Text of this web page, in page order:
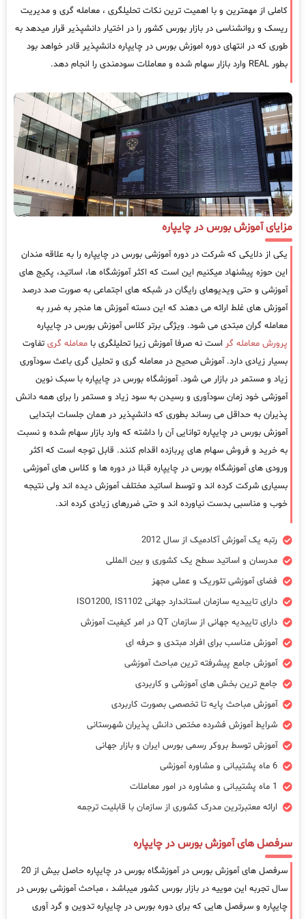
کاملی از مهمترین و با اهمیت ترین نکات تحلیلگری ، معامله گری و مدیریت
ریسک و روانشناسی در بازار بورس کشور را در اختیار دانشپذیر قرار میدهد به
طوری که در انتهای دوره اموزش بورس در چایپاره دانشپذیر قادر خواهد بود
بطور REAL وارد بازار سهام شده و معاملات سودمندی را انجام دهد.
مزایای آموزش بورس در چایپاره
یکی از دلایکی که شرکت در دوره آموزشی بورس در چایپاره را به علاقه مندان
این حوزه پیشنهاد میکنیم این است که اکثر آموزشگاه ها، اساتید، پکیج های
آموزشی و حتی ویدیوهای رایگان در شبکه های اجتماعی به صورت صد درصد
آموزش های غلط ارائه می دهند که این دسته آموزش ها منجر به ضرر به
معامله گران مبتدی می شود. ویژگی برتر کلاس آموزش بورس در چایپاره
پرورش معامله گر است نه صرفا آموزش زیرا تحلیلگری با معامله گری تفاوت
بسیار زیادی دارد. آموزش صحیح در معامله گری و تحلیل گری باعث سودآوری
زیاد و مستمر در بازار می شود. آموزشگاه بورس در چایپاره با سبک نوین
آموزشی خود زمان سودآوری و رسیدن به سود زیاد و مستمر را برای همه دانش
پذیران به حداقل می رساند بطوری که دانشپذیر در همان جلسات ابتدایی
آموزش بورس در چایپاره توانایی آن را داشته که وارد بازار سهام شده و نسبت
به خرید و فروش سهام های پربازده اقدام کنند. قابل توجه است که اکثر
ورودی های آموزشگاه بورس در چایپاره قبلا در دوره ها و کلاس های آموزشی
بسیاری شرکت کرده اند و توسط اساتید مختلف آموزش دیده اند ولی نتیجه
خوب و مناسبی بدست نیاورده اند و حتی ضررهای زیادی کرده اند.
رتبه یک آموزش آکادمیک از سال 2012
مدرسان و اساتید سطح یک کشوری و بین المللی
فضای آموزشی تئوریک و عملی مجهز
دارای تاییدیه سازمان استاندارد جهانی ISO1200, IS1102
دارای تاییدیه جهانی از سازمان QT در امر کیفیت آموزش
آموزش مناسب برای افراد مبتدی و حرفه ای
آموزش جامع پیشرفته ترین مباحث آموزشی
جامع ترین بخش های آموزشی و کاربردی
آموزش مباحث پایه تا تخصصی بصورت کاربردی
شرایط آموزش فشرده مختص دانش پذیران شهرستانی
آموزش توسط بروکر رسمی بورس ایران و بازار جهانی
6 ماه پشتیبانی و مشاوره آموزشی
1 ماه پشتیبانی و مشاوره در امور معاملات
ارائه معتبرترین مدرک کشوری از سازمان با قابلیت ترجمه
سرفصل های آموزش بورس در چایپاره
سرفصل های آموزش بورس در آموزشگاه بورس در چایپاره حاصل بیش از 20
سال تجربه این موییه در بازار بورس کشور میباشد ، مباحث آموزشی بورس در
چایپاره و سرفصل هایی که برای دوره بورس در چایپاره تدوین و گرد آوری